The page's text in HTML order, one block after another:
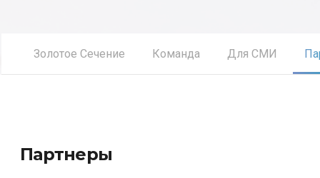
Золотое Сечение Команда Для СМИ
Партнеры